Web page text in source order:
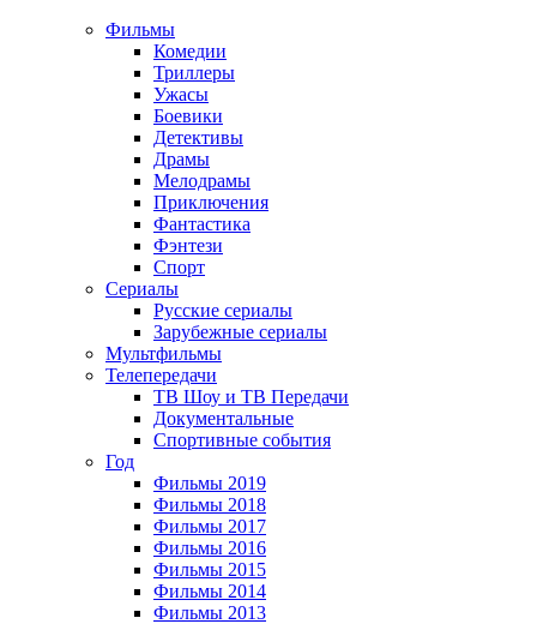
Фильмы
Комедии
Триллеры
Ужасы
Боевики
Детективы
Драмы
Мелодрамы
Приключения
Фантастика
Фэнтези
Спорт
Сериалы
Русские сериалы
Зарубежные сериалы
Мультфильмы
Телепередачи
ТВ Шоу и ТВ Передачи
Документальные
Спортивные события
Год
Фильмы 2019
Фильмы 2018
Фильмы 2017
Фильмы 2016
Фильмы 2015
Фильмы 2014
Фильмы 2013